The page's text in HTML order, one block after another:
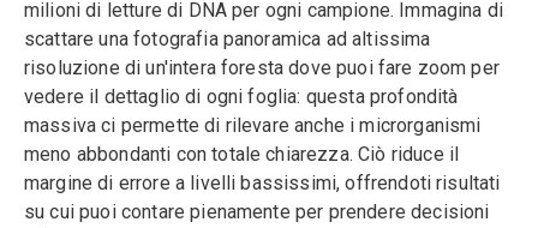
milioni di letture di DNA per ogni campione. Immagina di
scattare una fotografia panoramica ad altissima
risoluzione di un'intera foresta dove puoi fare zoom per
vedere il dettaglio di ogni foglia: questa profondità
massiva ci permette di rilevare anche i microrganismi
meno abbondanti con totale chiarezza. Ciò riduce il
margine di errore a livelli bassissimi, offrendoti risultati
su cui puoi contare pienamente per prendere decisioni